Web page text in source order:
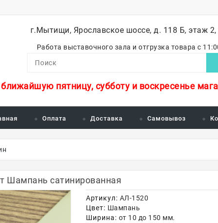
г.Мытищи, Ярославское шоссе, д. 118 Б, этаж
Работа выставочного зала и отгрузка товара с
пятницу, субботу и воскресенье
Оплата Доставка Самовывоз
Шампань сатинированная
Артикул: АЛ-1520
Цвет: Шампань
Ширина: от 10 до 150 мм.